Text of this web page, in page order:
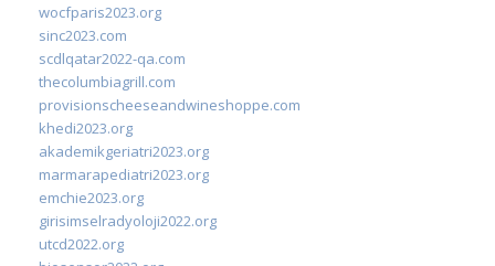
wocfparis2023.org
sinc2023.com
scdlqatar2022-qa.com
thecolumbiagrill.com
provisionscheeseandwineshoppe.com
khedi2023.org
akademikgeriatri2023.org
marmarapediatri2023.org
emchie2023.org
girisimselradyoloji2022.org
utcd2022.org